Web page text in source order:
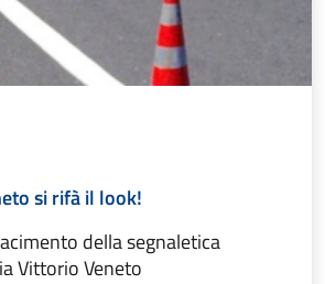
si rifà il look!
della segnaletica
Vittorio Veneto